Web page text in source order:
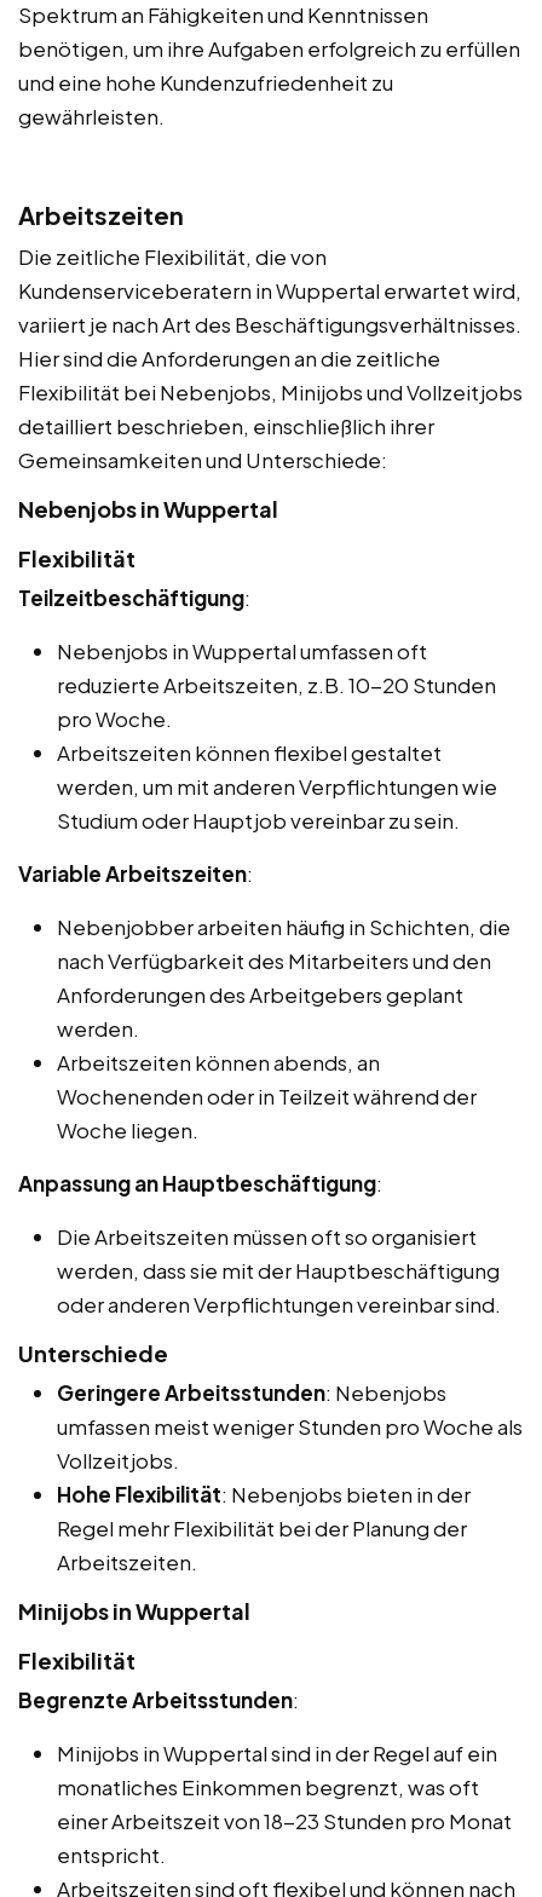
Spektrum an Fähigkeiten und Kenntnissen
benötigen, um ihre Aufgaben erfolgreich zu erfüllen
und eine hohe Kundenzufriedenheit zu
gewährleisten.
Arbeitszeiten
Die zeitliche Flexibilität, die von
Kundenserviceberatern in Wuppertal erwartet wird,
variiert je nach Art des Beschäftigungsverhältnisses.
Hier sind die Anforderungen an die zeitliche
Flexibilität bei Nebenjobs, Minijobs und Vollzeitjobs
detailliert beschrieben, einschließlich ihrer
Gemeinsamkeiten und Unterschiede:
Nebenjobs in Wuppertal
Flexibilität
Teilzeitbeschäftigung:
Nebenjobs in Wuppertal umfassen oft
reduzierte Arbeitszeiten, z.B. 10-20 Stunden
pro Woche.
Arbeitszeiten können flexibel gestaltet
werden, um mit anderen Verpflichtungen wie
Studium oder Hauptjob vereinbar zu sein.
Variable Arbeitszeiten:
Nebenjobber arbeiten häufig in Schichten, die
nach Verfügbarkeit des Mitarbeiters und den
Anforderungen des Arbeitgebers geplant
werden.
Arbeitszeiten können abends, an
Wochenenden oder in Teilzeit während der
Woche liegen.
Anpassung an Hauptbeschäftigung:
Die Arbeitszeiten müssen oft so organisiert
werden, dass sie mit der Hauptbeschäftigung
oder anderen Verpflichtungen vereinbar sind.
Unterschiede
Geringere Arbeitsstunden: Nebenjobs
umfassen meist weniger Stunden pro Woche als
Vollzeitjobs.
Hohe Flexibilität: Nebenjobs bieten in der
Regel mehr Flexibilität bei der Planung der
Arbeitszeiten.
Minijobs in Wuppertal
Flexibilität
Begrenzte Arbeitsstunden:
Minijobs in Wuppertal sind in der Regel auf ein
monatliches Einkommen begrenzt, was oft
einer Arbeitszeit von 18-23 Stunden pro Monat
entspricht.
Arbeitszeiten sind oft flexibel und können nach